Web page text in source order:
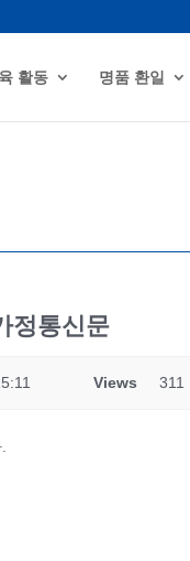
활동 명품 환일
정통신문
Views 311